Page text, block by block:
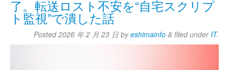
了。転送ロスト不安を“自宅スクリプ
ト監視”で潰した話
Posted2026 年 2 月 23 日 byeshimainfo & filed under IT.